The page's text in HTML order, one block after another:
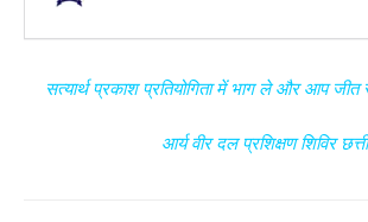
सत्यार्थ प्रकाश प्रतियोगिता में भाग ले और आप
आर्य वीर दल प्रशिक्षण शिविर